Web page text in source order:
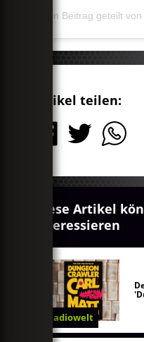
Artikel teilen:
Diese Artikel
interessieren
Radiowelt